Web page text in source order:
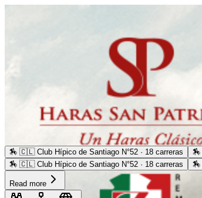
🏇 🇨🇱 Club Hípico de Santiago N°52 · 18 carreras 🏇
🏇 🇨🇱 Club Hípico de Santiago N°52 · 18 carreras 🏇
Read more